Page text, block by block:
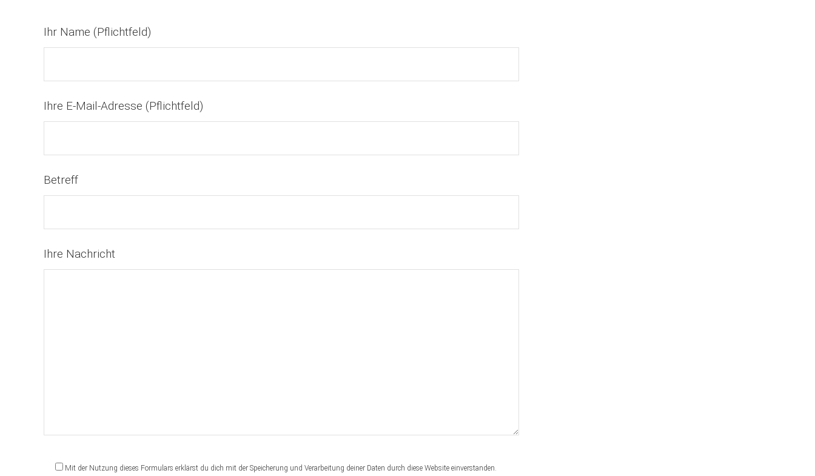
Ihr Name (Pflichtfeld)
Ihre E-Mail-Adresse (Pflichtfeld)
Betreff
Ihre Nachricht
Mit der Nutzung dieses Formulars erklärst du dich mit der Speicherung und Verarbeitung deiner Daten durch diese Website einverstanden.